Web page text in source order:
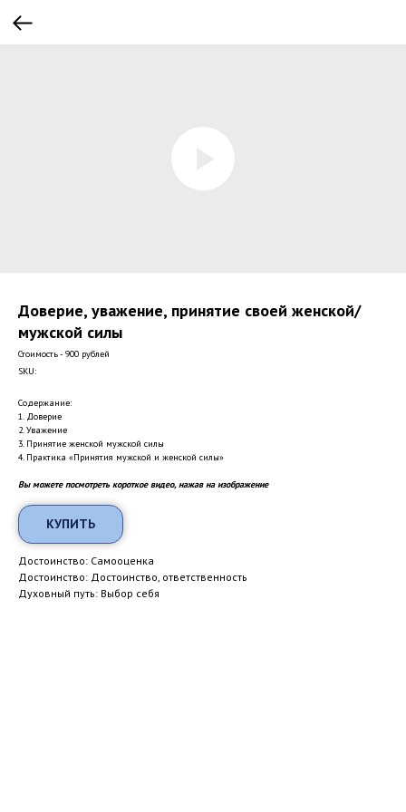
Доверие, уважение, принятие своей женской/
мужской силы
Стоимость - 900 рублей
SKU:
Содержание:
1. Доверие
2. Уважение
3. Принятие женской мужской силы
4. Практика «Принятия мужской и женской силы»
Вы можете посмотреть короткое видео, нажав на изображение
КУПИТЬ
Достоинство: Самооценка
Достоинство: Достоинство, ответственность
Духовный путь: Выбор себя